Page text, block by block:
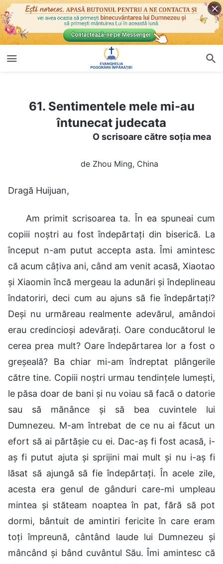
61. Sentimentele mele mi-au întunecat judecata
61. Sentimentele mele mi-au
întunecat judecata
O scrisoare către soția mea
de Zhou Ming, China
Dragă Huijuan,
Am primit scrisoarea ta. În ea spuneai cum
copiii noștri au fost îndepărtați din biserică. La
început n-am putut accepta asta. Îmi amintesc
că acum câțiva ani, când am venit acasă, Xiaotao
și Xiaomin încă mergeau la adunări și îndeplineau
îndatoriri, deci cum au ajuns să fie îndepărtați?
Deși nu urmăreau realmente adevărul, amândoi
erau credincioși adevărați. Oare conducătorul le
cerea prea mult? Oare îndepărtarea lor a fost o
greșeală? Ba chiar mi-am îndreptat plângerile
către tine. Copiii noștri urmau tendințele lumești,
le păsa doar de bani și nu voiau să facă o datorie
sau să mănânce și să bea cuvintele lui
Dumnezeu. M-am întrebat de ce nu ai făcut un
efort să ai părtășie cu ei. Dac-aș fi fost acasă, i-
aș fi putut ajuta și sprijini mai mult și nu i-aș fi
lăsat să ajungă să fie îndepărtați. În acele zile,
acesta era genul de gânduri care-mi umpleau
mintea și stăteam noaptea în pat, fără să pot
dormi, bântuit de amintiri fericite în care eram
toți împreună, cântând laude lui Dumnezeu și
mâncând și bând cuvântul Său. Îmi amintesc că